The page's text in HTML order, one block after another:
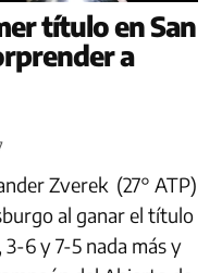
título en San
a
Zverek (27° ATP)
al ganar el título
6 y 7-5 nada más y